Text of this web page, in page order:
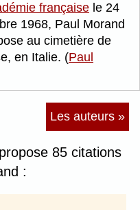
française le 24
1968, Paul Morand
au cimetière de
en Italie. (Paul
Les auteurs »
85 citations
: